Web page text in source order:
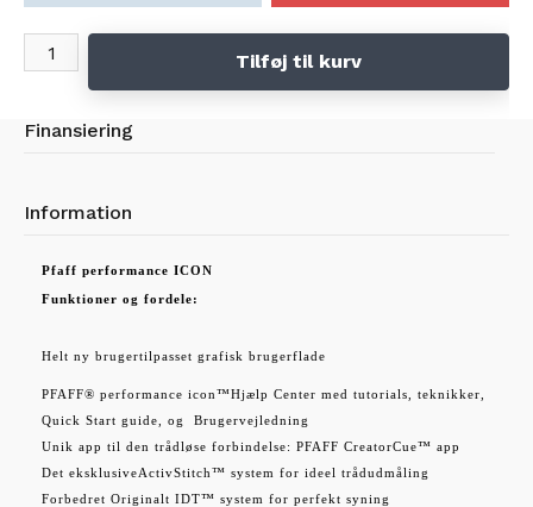
Wifi for automatiske softwareopdateringer
Tilføj til kurv
Finansiering
Information
Pfaff performance ICON
Funktioner og fordele:
Helt ny brugertilpasset grafisk brugerflade
PFAFF® performance icon™Hjælp Center med tutorials, teknikker,
Quick Start guide, og Brugervejledning
Unik app til den trådløse forbindelse: PFAFF CreatorCue™ app
Det eksklusiveActivStitch™ system for ideel trådudmåling
Forbedret Originalt IDT™ system for perfekt syning